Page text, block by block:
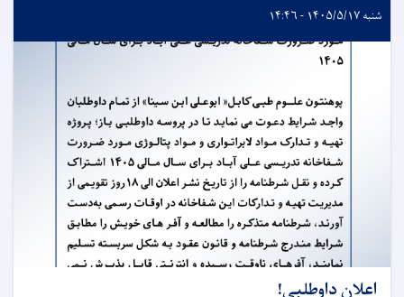
شنبه ۱۴۰۵/۵/۱۷ - ۱۴:۴۶
اعلان داوطلبی!